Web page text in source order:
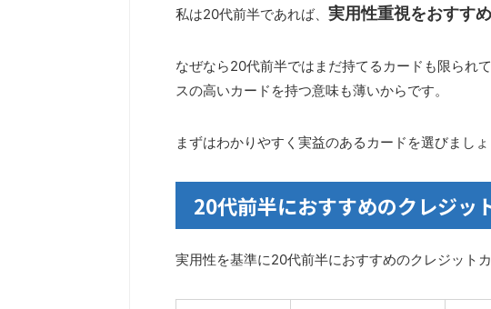
私は20代前半であれば、 実用性重視をおすすめ
なぜなら20代前半ではまだ持てるカードも限られ
スの高いカードを持つ意味も薄いからです。
まずはわかりやすく実益のあるカードを選びましょ
20代前半におすすめのクレジッ
実用性を基準に20代前半におすすめのクレジット